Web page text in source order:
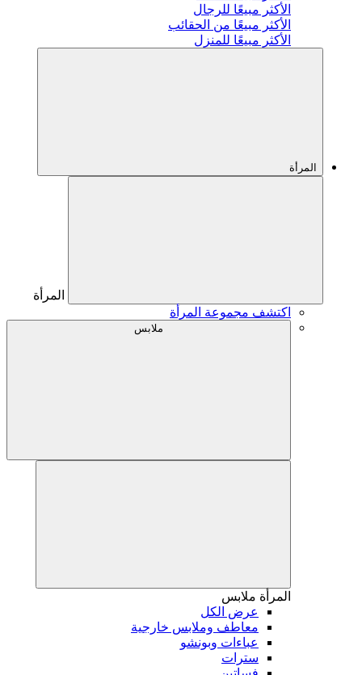
الأكثر مبيعًا للرجال
الأكثر مبيعًا من الحقائب
الأكثر مبيعًا للمنزل
المرأة
المرأة
اكتشف مجموعة المرأة
ملابس
المرأة ملابس
عرض الكل
معاطف وملابس خارجية
عباءات وبونشو
سترات